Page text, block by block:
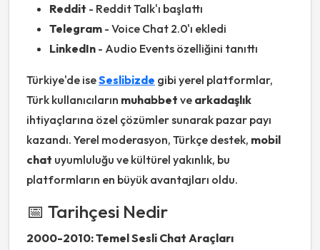
Reddit - Reddit Talk'ı başlattı
Telegram - Voice Chat 2.0'ı ekledi
LinkedIn - Audio Events özelliğini tanıttı
Türkiye'de iseSeslibizde gibi yerel platformlar,
Türk kullanıcıların muhabbet ve arkadaşlık
ihtiyaçlarına özel çözümler sunarak pazar payı
kazandı. Yerel moderasyon, Türkçe destek, mobil
chat uyumluluğu ve kültürel yakınlık, bu
platformların en büyük avantajları oldu.
📅 Tarihçesi Nedir
2000-2010: Temel Sesli Chat Araçları